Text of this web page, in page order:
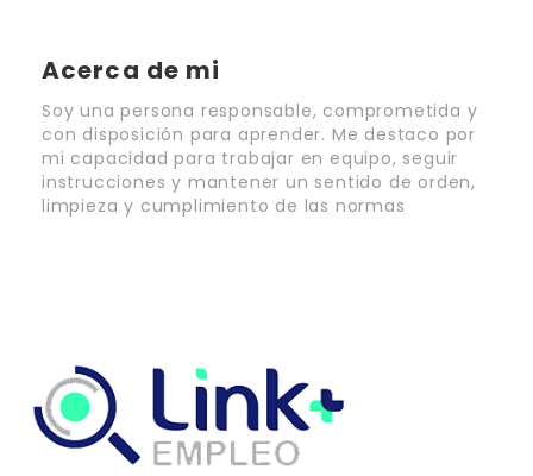
Acerca de mi
Soy una persona responsable, comprometida y
con disposición para aprender. Me destaco por
mi capacidad para trabajar en equipo, seguir
instrucciones y mantener un sentido de orden,
limpieza y cumplimiento de las normas